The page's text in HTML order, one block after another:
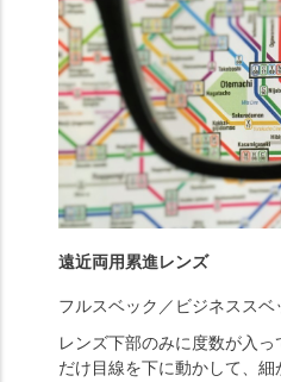
遠近両用累進レンズ
フルスベック／ビジネススベ
レンズ下部のみに度数が入
だけ目線を下に動かして、